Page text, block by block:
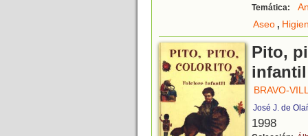
Temática:
Aseo,
Pito,
infantil
BRAVO-
José J. de
1998